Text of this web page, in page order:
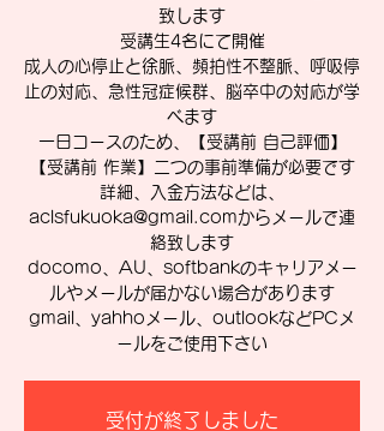
致します
受講生4名にて開催
成人の心停止と徐脈、頻拍性不整脈、呼吸停
止の対応、急性冠症候群、脳卒中の対応が学
べます
一日コースのため、【受講前 自己評価】
【受講前 作業】二つの事前準備が必要です
詳細、入金方法などは、
aclsfukuoka@gmail.comからメールで連
絡致します
docomo、AU、softbankのキャリアメー
ルやメールが届かない場合があります
gmail、yahhoメール、outlookなどPCメ
ールをご使用下さい
受付が終了しました